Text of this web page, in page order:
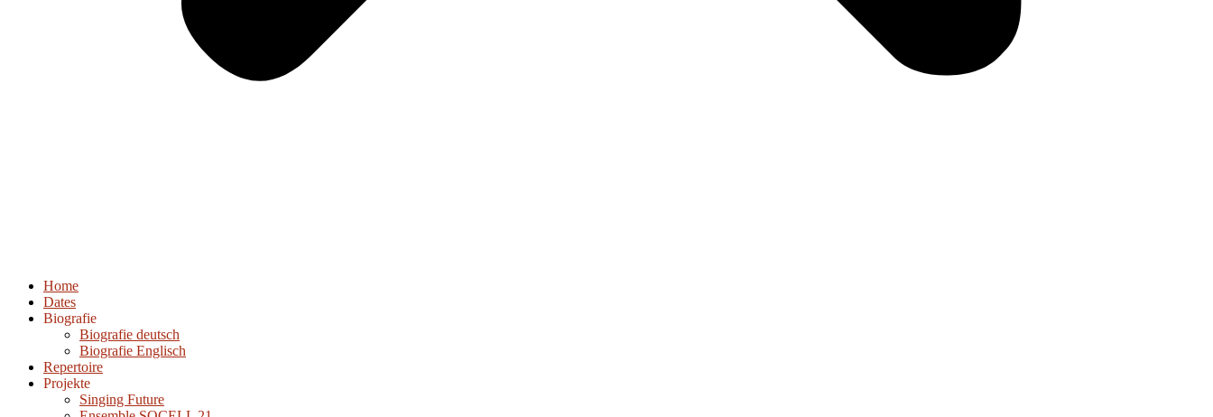
Home
Dates
Biografie
Biografie deutsch
Biografie Englisch
Repertoire
Projekte
Singing Future